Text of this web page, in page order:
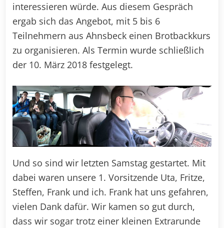
interessieren würde. Aus diesem Gespräch
ergab sich das Angebot, mit 5 bis 6
Teilnehmern aus Ahnsbeck einen Brotbackkurs
zu organisieren. Als Termin wurde schließlich
der 10. März 2018 festgelegt.
Und so sind wir letzten Samstag gestartet. Mit
dabei waren unsere 1. Vorsitzende Uta, Fritze,
Steffen, Frank und ich. Frank hat uns gefahren,
vielen Dank dafür. Wir kamen so gut durch,
dass wir sogar trotz einer kleinen Extrarunde